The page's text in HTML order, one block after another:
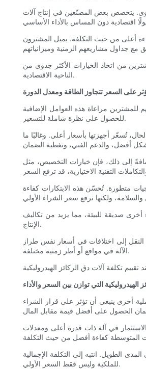
يتخصص بعض المصنّعين في إنتاج آلات
أعلى من حيث التكلفة. يميل المشترون
من اتخاذ الخيارات الأكثر جدوى من
الناحية الاقتصادية.
على السعر تتجاوز الطاقة ومعدل الدورة
للمشترين مراعاة هذه العوامل الإضافية
للحصول على نظرة شاملة للتسعير.
تُسعّر أجهزتها بأسعار أعلى. وغالبًا ما
إلى ذلك، فإن خيارات التخصيص، مثل
متطورة. تُحسّن هذه الابتكارات كفاءة
أخرى صديقة للبيئة، مما يزيد من تكاليف
الإنتاج.
النقل إلى اختلافات في أسعار نفس طراز
الآلة في مواقع أو أطر زمنية مختلفة.
الهيدروليكية التي توازن بين السعر والأداء
أخرى ينبغي أن تؤثر على قرار الشراء
في آلة ذات قدرة أعلى ومعدلات
الطويل. انتبه إلى التكلفة الإجمالية
للملكية وليس فقط السعر الأولي.